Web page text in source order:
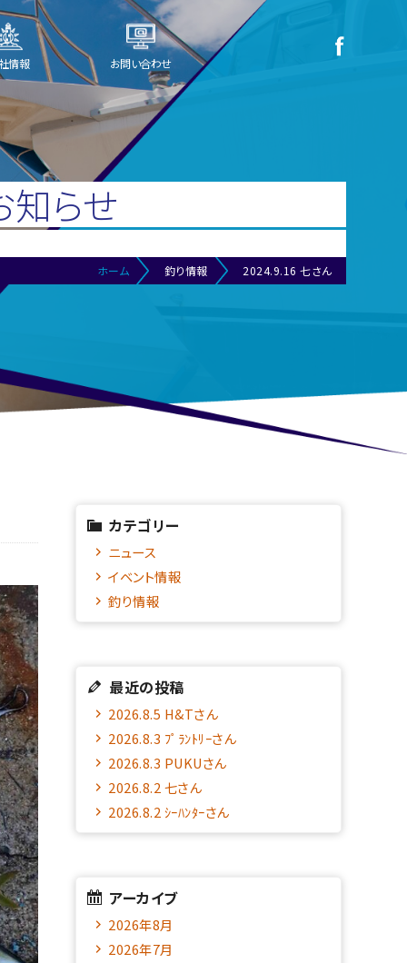
情報 お問い合わせ
知らせ
ホーム 釣り情報 2024.9.16 七さん
カテゴリー
ニュース
イベント情報
釣り情報
最近の投稿
2026.8.5 H&Tさん
2026.8.3 ﾌﾟﾗﾝﾄﾘｰさん
2026.8.3 PUKUさん
2026.8.2 七さん
2026.8.2 ｼｰﾊﾝﾀｰさん
アーカイブ
2026年8月
2026年7月